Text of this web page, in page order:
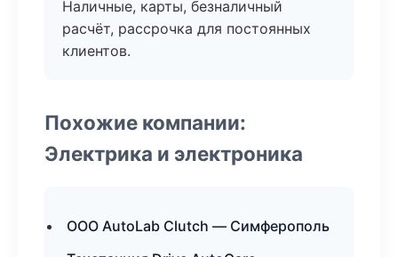
Наличные, карты, безналичный
расчёт, рассрочка для постоянных
клиентов.
Похожие компании:
Электрика и электроника
ООО AutoLab Clutch — Симферополь